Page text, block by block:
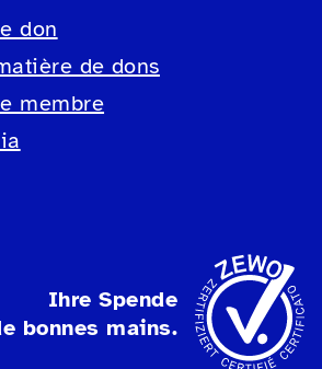
don
de dons
membre
Ihre Spende
bonnes mains.